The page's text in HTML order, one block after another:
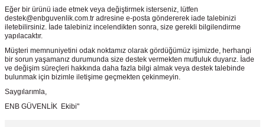
Eğer bir ürünü iade etmek veya değiştirmek isterseniz, lütfen
destek@enbguvenlik.com.tr adresine e-posta göndererek iade talebinizi
iletebilirsiniz. İade talebiniz incelendikten sonra, size gerekli bilgilendirme
yapılacaktır.
Müşteri memnuniyetini odak noktamız olarak gördüğümüz işimizde, herhangi
bir sorun yaşamanız durumunda size destek vermekten mutluluk duyarız. İade
ve değişim süreçleri hakkında daha fazla bilgi almak veya destek talebinde
bulunmak için bizimle iletişime geçmekten çekinmeyin.
Saygılarımla,
ENB GÜVENLİK Ekibi"